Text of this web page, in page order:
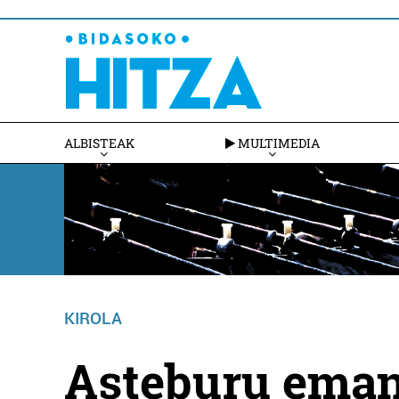
ALBISTEAK MULTIMEDIA
KIROLA
Asteburu